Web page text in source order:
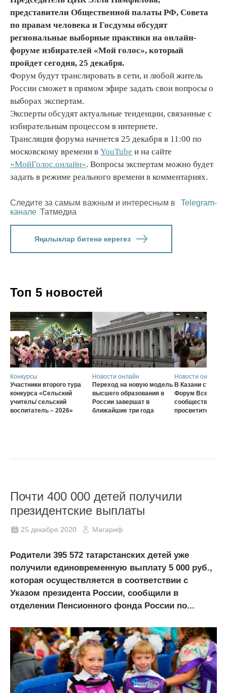
представители Общественной палаты РФ, Совета
по правам человека и Госдумы обсудят
региональные выборные практики на онлайн-
форуме избирателей «Мой голос», который
пройдет сегодня, 25 декабря.
Форум будут транслировать в сети, и любой житель
России сможет в прямом эфире задать свои вопросы о
выборах экспертам.
Эксперты обсудят актуальные тенденции, связанные с
избирательным процессом в интернете.
Трансляция форума начнется 25 декабря в 11:00 по
московскому времени в YouTube и на сайте
«МойГолос.онлайн». Вопросы экспертам можно будет
задать в режиме реального времени в комментариях.
Следите за самым важным и интересным в
Telegram-
канале Татмедиа
Яңалыклар битенә керегез
Топ 5 новостей
Конкурсы
Участники второго тура
конкурса «Сельский
учитель/ сельский
воспитатель – 2026»
Новости онлайн
Переход на новую модель
высшего образования в
России завершат в
ближайшие три года
Новости онлайн
В Казани
Форум
сообщества
просветителей
Почти 400 000 детей получили
президентские выплаты
25 декабря 2020 Мәгариф
Родители 395 572 татарстанских детей уже
получили единовременную выплату 5 000 руб.,
которая осуществляется в соответствии с
Указом президента России, сообщили в
отделении Пенсионного фонда России по...